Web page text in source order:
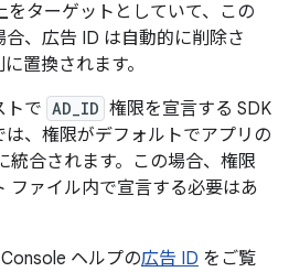
をターゲットとしていて、この
、広告 ID は自動的に削除さ
置換されます。
トで AD_ID 権限を宣言する SDK
、権限がデフォルトでアプリの
統合されます。この場合、権限
ファイル内で宣言する必要はあ
ヘルプの広告 ID をご覧